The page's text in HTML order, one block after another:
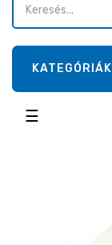
KATEGÓRIÁK
Toggle
☰